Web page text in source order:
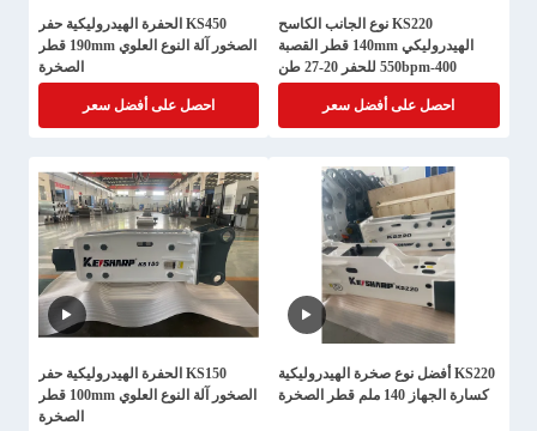
KS220 نوع الجانب الكاسح
الهيدروليكي 140mm قطر القصبة
400-550bpm للحفر 20-27 طن
احصل على أفضل سعر
KS450 الحفرة الهيدروليكية حفر
الصخور آلة النوع العلوي 190mm قطر
الصخرة
احصل على أفضل سعر
KS220 أفضل نوع صخرة الهيدروليكية
كسارة الجهاز 140 ملم قطر الصخرة
KS150 الحفرة الهيدروليكية حفر
الصخور آلة النوع العلوي 100mm قطر
الصخرة